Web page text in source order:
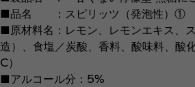
■品名 ：スピリッツ（発泡性）①
■原材料名：レモン、レモンエキス、
造）、食塩／炭酸、香料、酸味料、酸
C）
■アルコール分：5%